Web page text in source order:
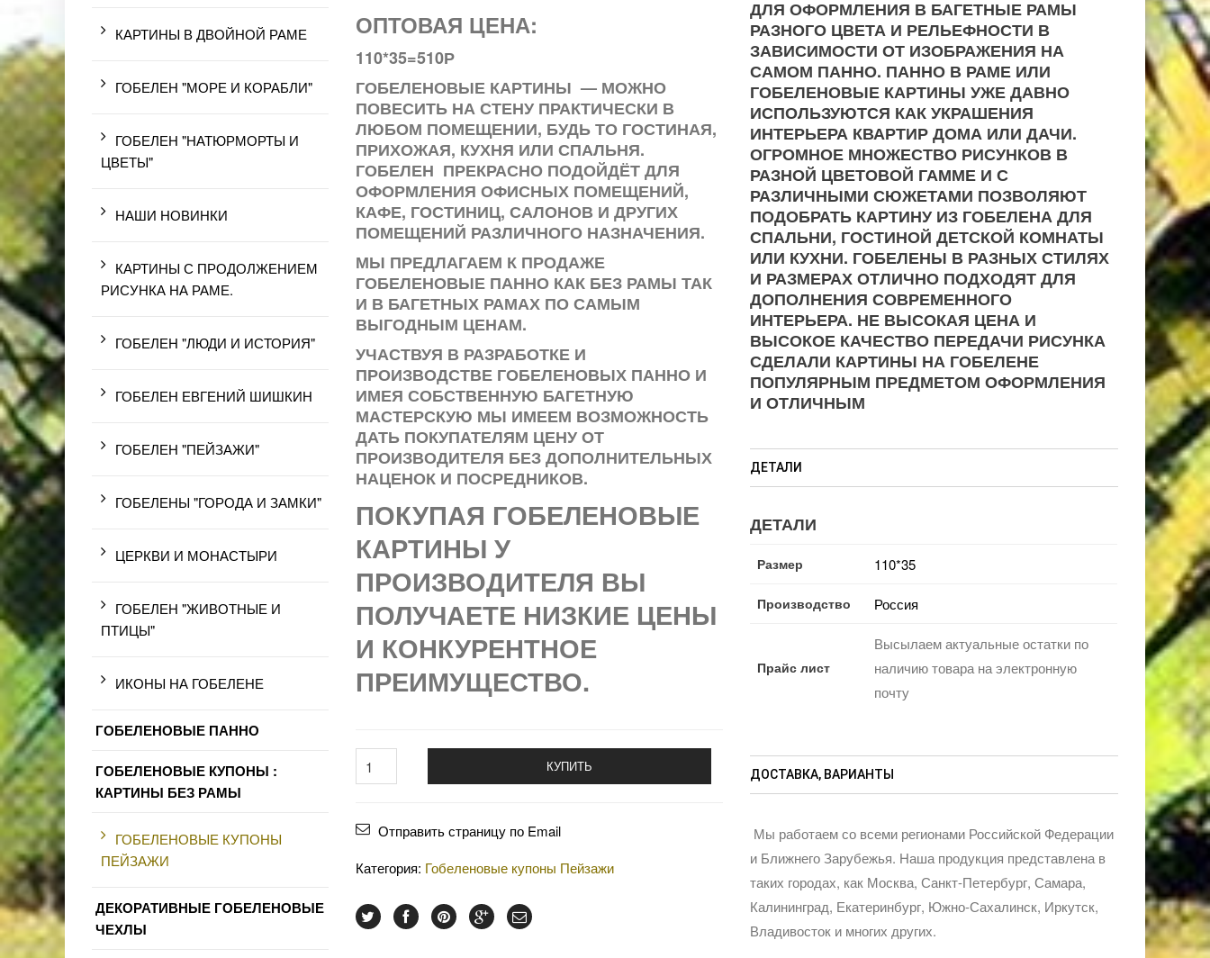
ОПТОВАЯ ЦЕНА:
110*35=510Р
ГОБЕЛЕНОВЫЕ КАРТИНЫ — МОЖНО
ПОВЕСИТЬ НА СТЕНУ ПРАКТИЧЕСКИ В
ЛЮБОМ ПОМЕЩЕНИИ, БУДЬ ТО ГОСТИНАЯ,
ПРИХОЖАЯ, КУХНЯ ИЛИ СПАЛЬНЯ.
ГОБЕЛЕН ПРЕКРАСНО ПОДОЙДЁТ ДЛЯ
ОФОРМЛЕНИЯ ОФИСНЫХ ПОМЕЩЕНИЙ,
КАФЕ, ГОСТИНИЦ, САЛОНОВ И ДРУГИХ
ПОМЕЩЕНИЙ РАЗЛИЧНОГО НАЗНАЧЕНИЯ.
МЫ ПРЕДЛАГАЕМ К ПРОДАЖЕ
ГОБЕЛЕНОВЫЕ ПАННО КАК БЕЗ РАМЫ ТАК
И В БАГЕТНЫХ РАМАХ ПО САМЫМ
ВЫГОДНЫМ ЦЕНАМ.
УЧАСТВУЯ В РАЗРАБОТКЕ И
ПРОИЗВОДСТВЕ ГОБЕЛЕНОВЫХ ПАННО И
ИМЕЯ СОБСТВЕННУЮ БАГЕТНУЮ
МАСТЕРСКУЮ МЫ ИМЕЕМ ВОЗМОЖНОСТЬ
ДАТЬ ПОКУПАТЕЛЯМ ЦЕНУ ОТ
ПРОИЗВОДИТЕЛЯ БЕЗ ДОПОЛНИТЕЛЬНЫХ
НАЦЕНОК И ПОСРЕДНИКОВ.
ПОКУПАЯ ГОБЕЛЕНОВЫЕ
КАРТИНЫ У
ПРОИЗВОДИТЕЛЯ ВЫ
ПОЛУЧАЕТЕ НИЗКИЕ ЦЕНЫ
И КОНКУРЕНТНОЕ
ПРЕИМУЩЕСТВО.
КУПИТЬ
Отправить страницу по Email
Категория: Гобеленовые купоны Пейзажи
ДЛЯ ОФОРМЛЕНИЯ В БАГЕТНЫЕ РАМЫ
РАЗНОГО ЦВЕТА И РЕЛЬЕФНОСТИ В
ЗАВИСИМОСТИ ОТ ИЗОБРАЖЕНИЯ НА
САМОМ ПАННО. ПАННО В РАМЕ ИЛИ
ГОБЕЛЕНОВЫЕ КАРТИНЫ УЖЕ ДАВНО
ИСПОЛЬЗУЮТСЯ КАК УКРАШЕНИЯ
ИНТЕРЬЕРА КВАРТИР ДОМА ИЛИ ДАЧИ.
ОГРОМНОЕ МНОЖЕСТВО РИСУНКОВ В
РАЗНОЙ ЦВЕТОВОЙ ГАММЕ И С
РАЗЛИЧНЫМИ СЮЖЕТАМИ ПОЗВОЛЯЮТ
ПОДОБРАТЬ КАРТИНУ ИЗ ГОБЕЛЕНА ДЛЯ
СПАЛЬНИ, ГОСТИНОЙ ДЕТСКОЙ КОМНАТЫ
ИЛИ КУХНИ. ГОБЕЛЕНЫ В РАЗНЫХ СТИЛЯХ
И РАЗМЕРАХ ОТЛИЧНО ПОДХОДЯТ ДЛЯ
ДОПОЛНЕНИЯ СОВРЕМЕННОГО
ИНТЕРЬЕРА. НЕ ВЫСОКАЯ ЦЕНА И
ВЫСОКОЕ КАЧЕСТВО ПЕРЕДАЧИ РИСУНКА
СДЕЛАЛИ КАРТИНЫ НА ГОБЕЛЕНЕ
ПОПУЛЯРНЫМ ПРЕДМЕТОМ ОФОРМЛЕНИЯ
И ОТЛИЧНЫМ
ДЕТАЛИ
ДЕТАЛИ
Размер 110*35
Производство Россия
Прайс лист
Высылаем актуальные остатки по
наличию товара на электронную
почту
ДОСТАВКА, ВАРИАНТЫ
Мы работаем со всеми регионами Российской Федерации
и Ближнего Зарубежья. Наша продукция представлена в
таких городах, как Москва, Санкт-Петербург, Самара,
Калининград, Екатеринбург, Южно-Сахалинск, Иркутск,
Владивосток и многих других.
КАРТИНЫ В ДВОЙНОЙ РАМЕ
ГОБЕЛЕН "МОРЕ И КОРАБЛИ"
ГОБЕЛЕН "НАТЮРМОРТЫ И
ЦВЕТЫ"
НАШИ НОВИНКИ
КАРТИНЫ С ПРОДОЛЖЕНИЕМ
РИСУНКА НА РАМЕ.
ГОБЕЛЕН "ЛЮДИ И ИСТОРИЯ"
ГОБЕЛЕН ЕВГЕНИЙ ШИШКИН
ГОБЕЛЕН "ПЕЙЗАЖИ"
ГОБЕЛЕНЫ "ГОРОДА И ЗАМКИ"
ЦЕРКВИ И МОНАСТЫРИ
ГОБЕЛЕН "ЖИВОТНЫЕ И
ПТИЦЫ"
ИКОНЫ НА ГОБЕЛЕНЕ
ГОБЕЛЕНОВЫЕ ПАННО
ГОБЕЛЕНОВЫЕ КУПОНЫ :
КАРТИНЫ БЕЗ РАМЫ
ГОБЕЛЕНОВЫЕ КУПОНЫ
ПЕЙЗАЖИ
ДЕКОРАТИВНЫЕ ГОБЕЛЕНОВЫЕ
ЧЕХЛЫ